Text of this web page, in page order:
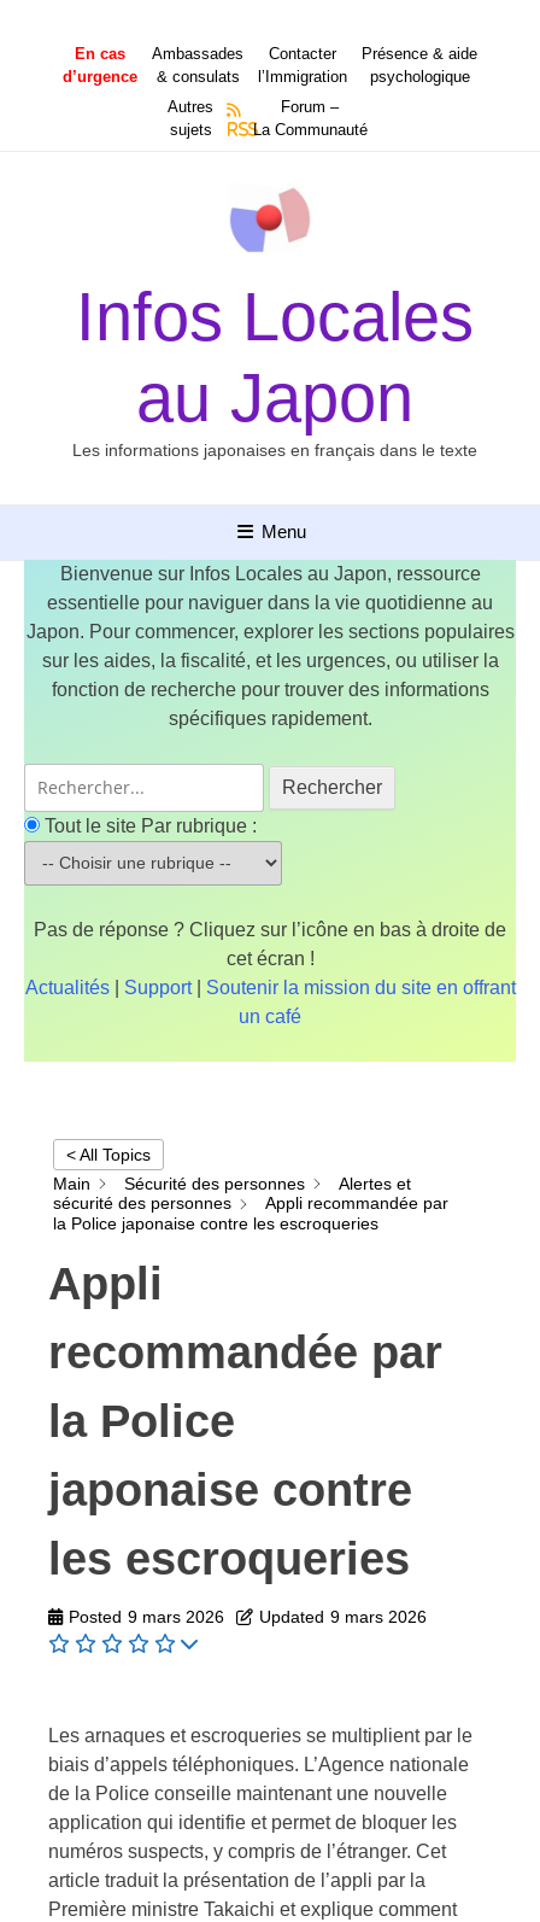
contenu
En cas
d’urgence
Ambassades
& consulats
Contacter
l’Immigration
Présence & aide
psychologique
Autres
sujets
RSS
Forum –
La Communauté
Infos Locales
au Japon
Les informations japonaises en français dans le texte
Menu
Bienvenue sur Infos Locales au Japon, ressource
essentielle pour naviguer dans la vie quotidienne au
Japon. Pour commencer, explorer les sections populaires
sur les aides, la fiscalité, et les urgences, ou utiliser la
fonction de recherche pour trouver des informations
spécifiques rapidement.
Rechercher
Tout le site Par rubrique :
Pas de réponse ? Cliquez sur l’icône en bas à droite de
cet écran !
Actualités| Support| Soutenir la mission du site en offrant
un café
< All Topics
Main
Sécurité des personnes
Alertes et
sécurité des personnes
Appli recommandée par
la Police japonaise contre les escroqueries
Appli
recommandée par
la Police
japonaise contre
les escroqueries
Posted 9 mars 2026 Updated 9 mars 2026
Les arnaques et escroqueries se multiplient par le
biais d’appels téléphoniques. L’Agence nationale
de la Police conseille maintenant une nouvelle
application qui identifie et permet de bloquer les
numéros suspects, y compris de l’étranger. Cet
article traduit la présentation de l’appli par la
Première ministre Takaichi et explique comment